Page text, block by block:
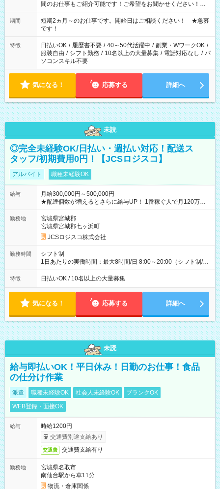
間のお仕事もご紹介可能です！ご希望をお聞かせください！★
家庭の都合でお休みが必要な場合も遠慮なくご相談ください。
※週最低15時間以上の勤務が必要です
期間
短期2ヵ月～のお仕事です。開始日はご相談ください！ ★急募
です！
特徴 日払いOK / 履歴書不要 / 40～50代活躍中 / 副業・WワークOK /
服装自由 / シフト勤務 / 10名以上の大量募集 / 電話対応なし / パ
ソコンスキル不要
気になる！ 応募する 詳細へ
未読
◎完全未経験OK/日払い・週払い対応！配送ス
タッフ/初期費用0円！【JCSロジスコ】
アルバイト 職種未経験OK
給与
月給300,000円～500,000円
★配達個数が増えるとさらに給与UP！ 1番稼ぐ人で月120万ほ
ど！ ・主要都市エリア 月収55万円／週5日稼働 月収65万~112
万円／週6日稼働 ・地方郊外エリア 月収40万円／週5日稼働 月
収40万円~50万円／週6日稼働 ＜モデルイメージ＞ ■月収50万
円 (27歳男性/江東区在住)※元建築関係 1日150個配達×25日勤務
(日休み) ■月収80万円(43歳男性/墨田区在住)※元営業 1日200個
勤務地
宮城県宮城郡
宮城県宮城郡七ヶ浜町
JCSロジスコ株式会社
勤務時間
シフト制
1日あたりの実働時間：最大8時間/日 8:00～20:00（シフト制/実
働8時間） ※週5日勤務（場所次第では週4も有り） ※配達状況
によって時間外での勤務可能性有り ※案件により多少の前後あ
特徴 日払いOK / 10名以上の大量募集
気になる！ 応募する 詳細へ
未読
給与即払いOK！平日休み！日勤のお仕事！食品
の仕分け作業
派遣 職種未経験OK 社会人未経験OK
ブランクOK
WEB登録・面接OK
給与
時給1200円
交通費別途支給あり
交通費 交通費支給有り
勤務地
宮城県名取市
南仙台駅から車11分
物流・倉庫関係